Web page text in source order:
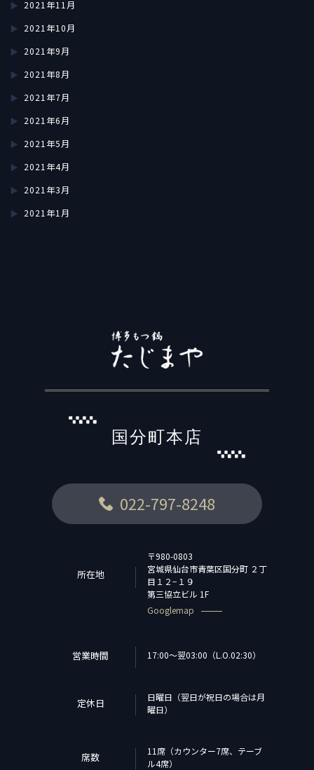
2021年11月
2021年10月
2021年9月
2021年8月
2021年7月
2021年6月
2021年5月
2021年4月
2021年3月
2021年1月
国分町本店
022-797-8248
所在地
〒980-0803
宮城県仙台市青葉区国分町 ２丁
目１２−１９
第三協立ビル 1F
Googlemap
営業時間 17:00〜翌03:00（L.O.02:30）
定休日
日曜日（翌日が祝日の場合は月
曜日）
席数
11席（カウンター7席、テーブ
ル4席）